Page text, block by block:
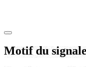
Motif du